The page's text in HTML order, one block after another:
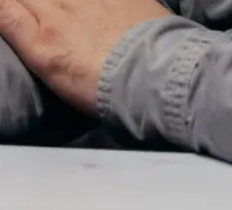
het
jouw
hybride
en